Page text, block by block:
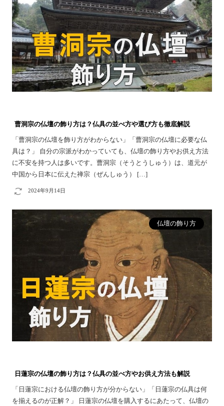
曹洞宗の仏壇の飾り方は？仏具の並べ方や選び方も徹底解説
「曹洞宗の仏壇を飾り方がわからない」「曹洞宗の仏壇に必要な仏
具は？」 自分の宗派がわかっていても、仏壇の飾り方やお供え方法
に不安を持つ人は多いです。曹洞宗（そうとうしゅう）は、道元が
中国から日本に伝えた禅宗（ぜんしゅう） […]
2024年9月14日
仏壇の飾り方
日蓮宗の仏壇の飾り方は？仏具の並べ方やお供え方法も解説
「日蓮宗における仏壇の飾り方が分からない」「日蓮宗の仏具は何
を揃えるのが正解？」 日蓮宗の仏壇を購入するにあたって、仏壇の